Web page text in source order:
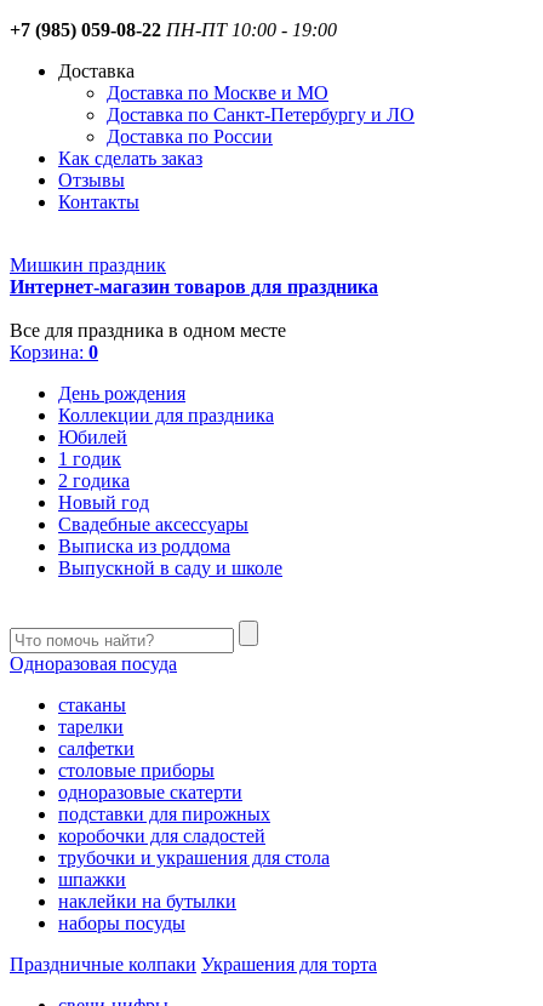
+7 (985) 059-08-22 ПН-ПТ 10:00 - 19:00
Доставка
Доставка по Москве и МО
Доставка по Санкт-Петербургу и ЛО
Доставка по России
Как сделать заказ
Отзывы
Контакты
Мишкин праздник
Интернет-магазин товаров для праздника
Все для праздника в одном месте
Корзина: 0
День рождения
Коллекции для праздника
Юбилей
1 годик
2 годика
Новый год
Свадебные аксессуары
Выписка из роддома
Выпускной в саду и школе
Одноразовая посуда
стаканы
тарелки
салфетки
столовые приборы
одноразовые скатерти
подставки для пирожных
коробочки для сладостей
трубочки и украшения для стола
шпажки
наклейки на бутылки
наборы посуды
Праздничные колпаки Украшения для торта